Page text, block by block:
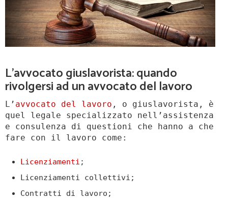
L’avvocato giuslavorista: quando
rivolgersi ad un avvocato del lavoro
L’ avvocato del lavoro , o giuslavorista, è
quel legale specializzato nell’assistenza
e consulenza di questioni che hanno a che
fare con il lavoro come:
Licenziamenti ;
Licenziamenti collettivi;
Contratti di lavoro;